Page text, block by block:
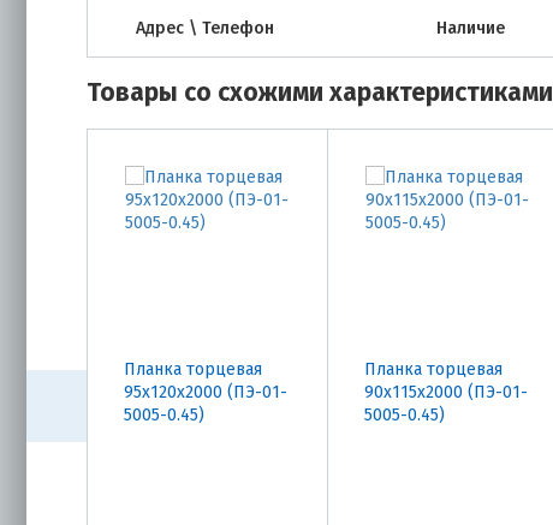
Адрес \ Телефон Наличие
Товары со схожими характеристиками
Планка торцевая
95х120х2000 (ПЭ-01-
5005-0.45)
Планка торцевая
90х115х2000 (ПЭ-01-
5005-0.45)